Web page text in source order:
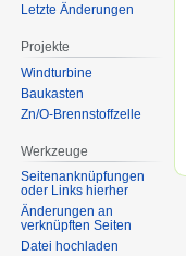
Letzte Änderungen
Projekte
Windturbine
Baukasten
Zn/O-Brennstoffzelle
Werkzeuge
Seitenanknüpfungen
oder Links hierher
Änderungen an
verknüpften Seiten
Datei hochladen